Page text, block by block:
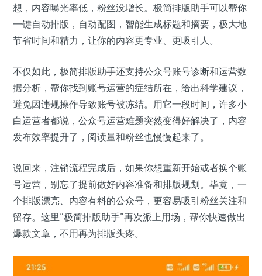
想，内容曝光率低，粉丝没增长。极简排版助手可以帮你
一键自动排版，自动配图，智能生成标题和摘要，极大地
节省时间和精力，让你的内容更专业、更吸引人。
不仅如此，极简排版助手还支持公众号账号诊断和运营数
据分析，帮你找到账号运营的症结所在，给出科学建议，
避免因违规操作导致账号被冻结。用它一段时间，许多小
白运营者都说，公众号运营难题突然变得好解决了，内容
发布效率提升了，阅读量和粉丝也慢慢起来了。
说回来，注销流程完成后，如果你想重新开始或者换个账
号运营，别忘了提前做好内容准备和排版规划。毕竟，一
个排版漂亮、内容有料的公众号，更容易吸引粉丝关注和
留存。这里“极简排版助手”再次派上用场，帮你快速做出
爆款文章，不用再为排版头疼。